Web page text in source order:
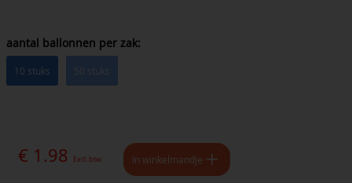
aantal ballonnen per zak:
10 stuks 50 stuks
€ 1.98 Excl. btw In winkelmandje